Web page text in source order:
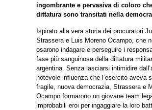
ingombrante e pervasiva di coloro
dittatura sono transitati nella
Ispirato alla vera storia dei procuratori
Strassera e Luis Moreno Ocampo, che
osarono indagare e perseguire i
fase più sanguinosa della dittatura
argentina. Senza lasciarsi intimidire
notevole influenza che l’esercito aveva
fragile, nuova democrazia, Strassera e
Ocampo formarono un giovane team
improbabili eroi per ingaggiare la loro